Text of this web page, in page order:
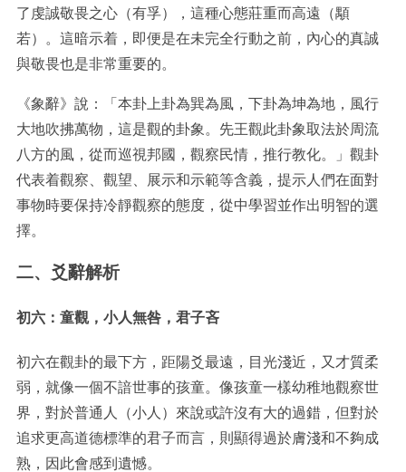
了虔誠敬畏之心（有孚），這種心態莊重而高遠（顒
若）。這暗示着，即便是在未完全行動之前，內心的真誠
與敬畏也是非常重要的。
《象辭》說：「本卦上卦為巽為風，下卦為坤為地，風行
大地吹拂萬物，這是觀的卦象。先王觀此卦象取法於周流
八方的風，從而巡視邦國，觀察民情，推行教化。」觀卦
代表着觀察、觀望、展示和示範等含義，提示人們在面對
事物時要保持冷靜觀察的態度，從中學習並作出明智的選
擇。
二、爻辭解析
初六：童觀，小人無咎，君子吝
初六在觀卦的最下方，距陽爻最遠，目光淺近，又才質柔
弱，就像一個不諳世事的孩童。像孩童一樣幼稚地觀察世
界，對於普通人（小人）來說或許沒有大的過錯，但對於
追求更高道德標準的君子而言，則顯得過於膚淺和不夠成
熟，因此會感到遺憾。